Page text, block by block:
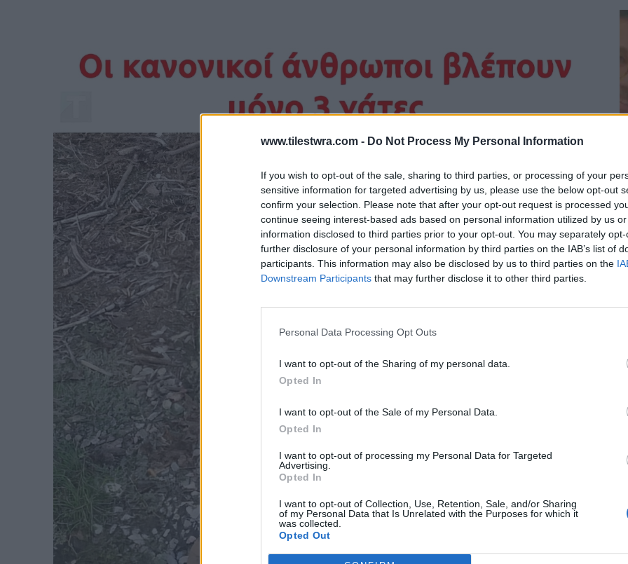
www.tilestwra.com - Do Not Process My Personal Information
If you wish to opt-out of the sale, sharing to third parties, or processing of your
sensitive information for targeted advertising by us, please use the below opt-out
confirm your selection. Please note that after your opt-out request is processed
continue seeing interest-based ads based on personal information utilized by us
information disclosed to third parties prior to your opt-out. You may separately
further disclosure of your personal information by third parties on the IAB’s list of
participants. This information may also be disclosed by us to third parties on the
Downstream Participants that may further disclose it to other third parties.
Personal Data Processing Opt Outs
I want to opt-out of the Sharing of my personal data.
Opted In
I want to opt-out of the Sale of my Personal Data.
Opted In
I want to opt-out of processing my Personal Data for Targeted
Advertising.
Opted In
I want to opt-out of Collection, Use, Retention, Sale, and/or Sharing
of my Personal Data that Is Unrelated with the Purposes for which it
was collected.
Opted Out
6